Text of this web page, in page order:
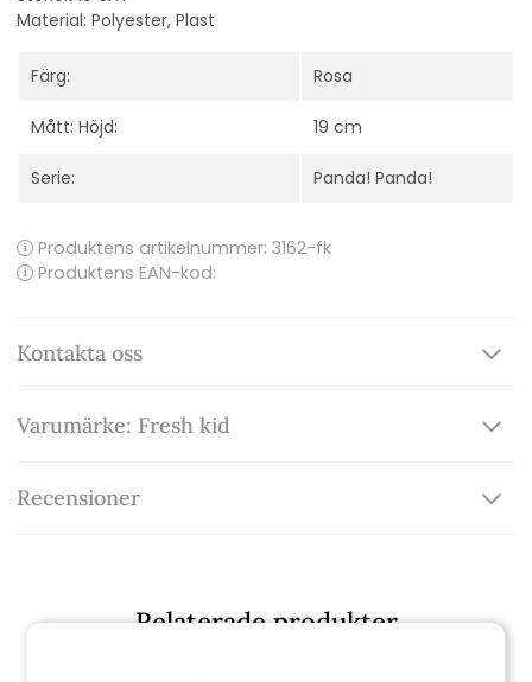
Material: Polyester, Plast
Färg: Rosa
Mått: Höjd: 19 cm
Serie: Panda! Panda!
Produktens artikelnummer: 3162-fk
Produktens EAN-kod:
Kontakta oss
Varumärke: Fresh kid
Recensioner
Relaterade produkter